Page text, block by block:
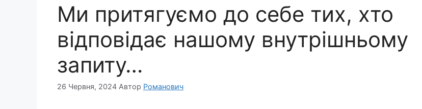
Ми притягуємо до себе тих, хто
відповідає нашому внутрішньому
запиту…
26 Червня, 2024 Автор Романович